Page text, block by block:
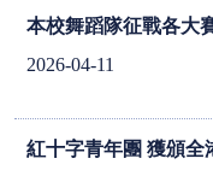
本校舞蹈隊征戰各大
2026-04-11
紅十字青年團 獲頒全